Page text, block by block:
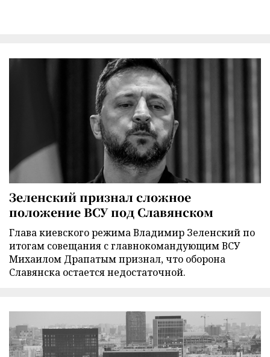
Зеленский признал сложное
положение ВСУ под Славянском
Глава киевского режима Владимир Зеленский по
итогам совещания с главнокомандующим ВСУ
Михаилом Драпатым признал, что оборона
Славянска остается недостаточной.